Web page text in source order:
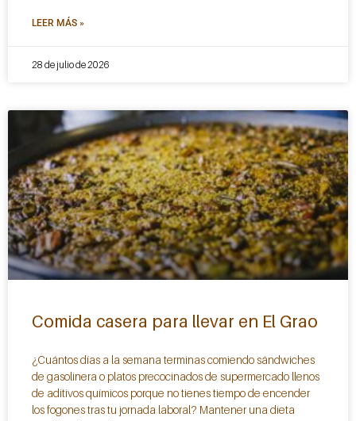
LEER MÁS »
28 de julio de 2026
Comida casera para llevar en El Grao
¿Cuántos días a la semana terminas comiendo sándwiches
de gasolinera o platos precocinados de supermercado llenos
de aditivos químicos porque no tienes tiempo de encender
los fogones tras tu jornada laboral? Mantener una dieta